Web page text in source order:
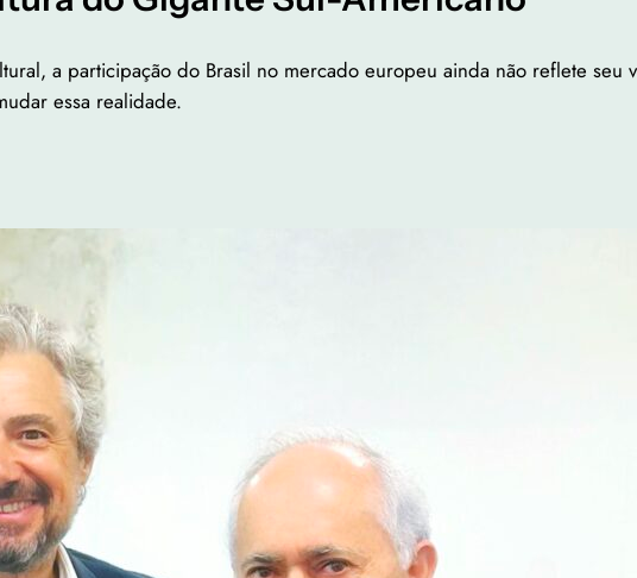
a participação do Brasil no mercado europeu ainda não reflete
essa realidade.